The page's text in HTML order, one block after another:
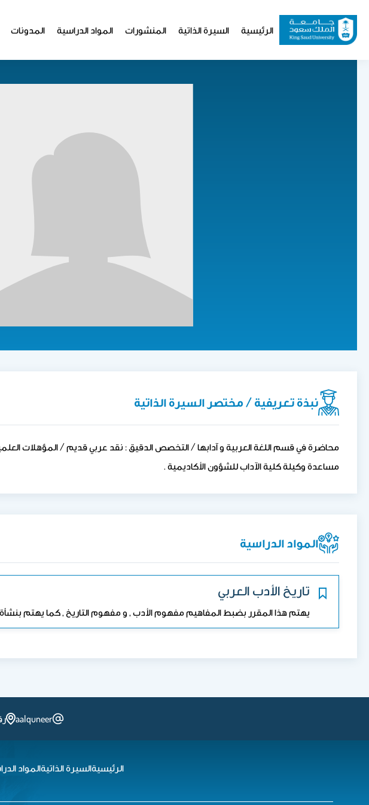
المحتوى
الرئيسي
Website
الرئيسية السيرة الذاتية المنشورات المواد الدراسية المدونات
نبذة تعريفية / مختصر السيرة الذاتية
محاضرة في قسم اللغة العربية و آدابها / التخصص الدقيق : نقد عربي قديم / المؤهلات
مساعدة وكيلة كلية الآداب للشؤون الأكاديمية .
المواد الدراسية
تاريخ الأدب العربي
يهتم هذا المقرر بضبط المفاهيم مفهوم الأدب , و مفهوم التاريخ , كما يهتم بنشأة
aalquneer رقم
الرئيسيةالسيرة الذاتيةالمواد